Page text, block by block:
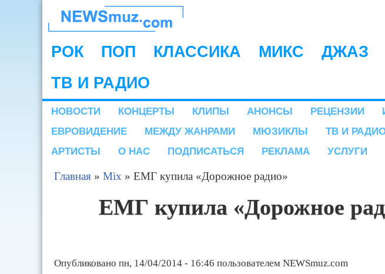
НОВОСТИ
МУЗЫКИ И
ШОУ БИЗНЕСА
NEWSMUZ.COM
Main menu
РОК ПОП КЛАССИКА МИКС ДЖАЗ
ТВ И РАДИО
Подразделы
НОВОСТИ КОНЦЕРТЫ КЛИПЫ АНОНСЫ РЕЦЕНЗИИ
ЕВРОВИДЕНИЕ
МЕЖДУ ЖАНРАМИ МЮЗИКЛЫ ТВ И
АРТИСТЫ
О НАС ПОДПИСАТЬСЯ РЕКЛАМА УСЛУГИ
Главная » Mix » ЕМГ купила «Дорожное радио»
ЕМГ купила «Дорожное
Опубликовано пн, 14/04/2014 - 16:46 пользователем NEWSmuz.com